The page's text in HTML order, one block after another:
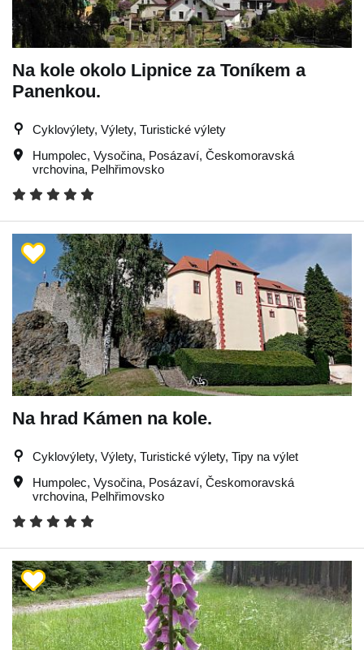
Na kole okolo Lipnice za Toníkem a
Panenkou.
Cyklovýlety, Výlety, Turistické výlety
Humpolec, Vysočina, Posázaví, Českomoravská
vrchovina, Pelhřimovsko
Na hrad Kámen na kole.
Cyklovýlety, Výlety, Turistické výlety, Tipy na výlet
Humpolec, Vysočina, Posázaví, Českomoravská
vrchovina, Pelhřimovsko